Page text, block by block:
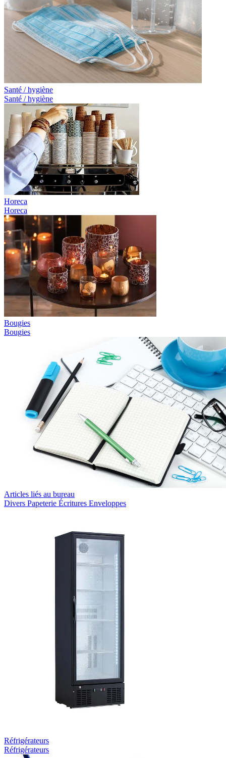
Santé / hygiène
Santé / hygiène
Horeca
Horeca
Bougies
Bougies
Articles liés au bureau
Divers Papeterie Écritures Enveloppes
Réfrigérateurs
Réfrigérateurs